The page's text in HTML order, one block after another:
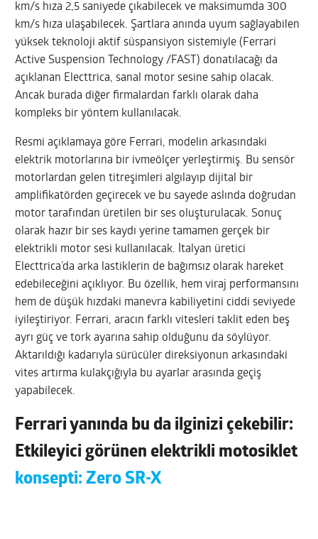
km/s hıza 2,5 saniyede çıkabilecek ve maksimumda 300
km/s hıza ulaşabilecek. Şartlara anında uyum sağlayabilen
yüksek teknoloji aktif süspansiyon sistemiyle (Ferrari
Active Suspension Technology /FAST) donatılacağı da
açıklanan Electtrica, sanal motor sesine sahip olacak.
Ancak burada diğer firmalardan farklı olarak daha
kompleks bir yöntem kullanılacak.
Resmi açıklamaya göre Ferrari, modelin arkasındaki
elektrik motorlarına bir ivmeölçer yerleştirmiş. Bu sensör
motorlardan gelen titreşimleri algılayıp dijital bir
amplifikatörden geçirecek ve bu sayede aslında doğrudan
motor tarafından üretilen bir ses oluşturulacak. Sonuç
olarak hazır bir ses kaydı yerine tamamen gerçek bir
elektrikli motor sesi kullanılacak. İtalyan üretici
Electtrica’da arka lastiklerin de bağımsız olarak hareket
edebileceğini açıklıyor. Bu özellik, hem viraj performansını
hem de düşük hızdaki manevra kabiliyetini ciddi seviyede
iyileştiriyor. Ferrari, aracın farklı vitesleri taklit eden beş
ayrı güç ve tork ayarına sahip olduğunu da söylüyor.
Aktarıldığı kadarıyla sürücüler direksiyonun arkasındaki
vites artırma kulakçığıyla bu ayarlar arasında geçiş
yapabilecek.
Ferrari yanında bu da ilginizi çekebilir:
Etkileyici görünen elektrikli motosiklet
konsepti: Zero SR-X